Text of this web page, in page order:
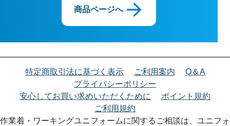
商品ページへ
特定商取引法に基づく表示 ご利用案内
Q＆A
プライバシーポリシー
安心してお買い求めいただくために
ポイント規約
ご利用規約
作業着・ワーキングユニフォームに関するご相談は、ユニフォ